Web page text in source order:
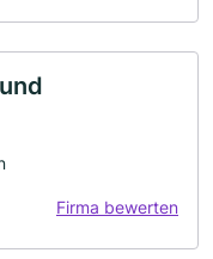
Firma bewerten